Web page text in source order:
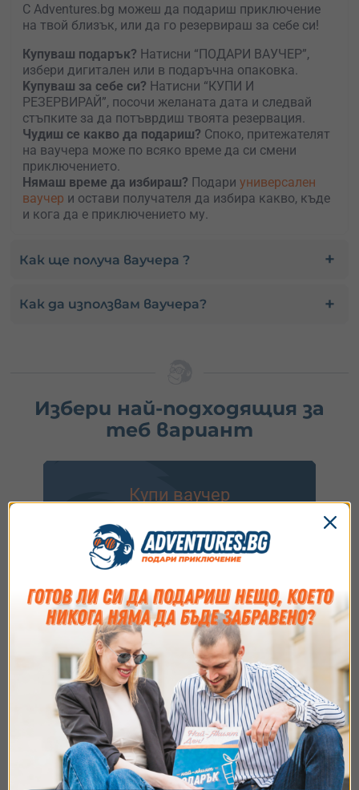
С Adventures.bg можеш да подариш приключение
на твой близък, или да го резервираш за себе си!
Купуваш подарък? Натисни “ПОДАРИ ВАУЧЕР”,
избери дигитален или в подаръчна опаковка.
Kупуваш за себе си? Натисни “КУПИ И
РЕЗЕРВИРАЙ”, посочи желаната дата и следвай
стъпките за да потъврдиш твоята резервация.
Чудиш се какво да подариш? Споко, притежателят
на ваучера може по всяко време да си смени
приключението.
Нямаш време да избираш? Подари универсален
ваучер и остави получателя да избира какво, къде
и кога да е приключението му.
Как ще получа ваучера ?
Как да използвам ваучера?
Избери най-подходящия за
теб вариант
Купи ваучер
Избери ваучер
Добави опаковка
Идеално за подарък или ако искаш да заявиш
резервация после.
Виж опциите
Купи и резервирай
1. Избери ваучер
Съгласие Подробности Относно
Ние използваме бисквитки. Използваме
бисквитки и подобни технологии, за да осигурим
работата на уебсайта, да подобрим
изживяването ви, да анализираме използването
на сайта и да ви показваме персонализирано